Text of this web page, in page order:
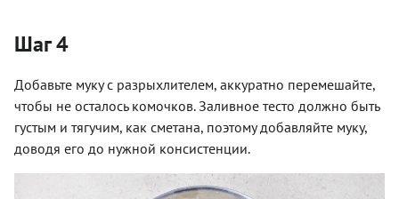
Шаг 4
Добавьте муку с разрыхлителем, аккуратно перемешайте,
чтобы не осталось комочков. Заливное тесто должно быть
густым и тягучим, как сметана, поэтому добавляйте муку,
доводя его до нужной консистенции.